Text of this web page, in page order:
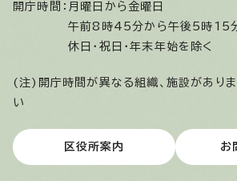
開庁時間： 月曜日から金曜日
午前8時45分から午後5時15
休日・祝日・年末年始を除く
(注)開庁時間が異なる組織、施設があり
い
区役所案内 お